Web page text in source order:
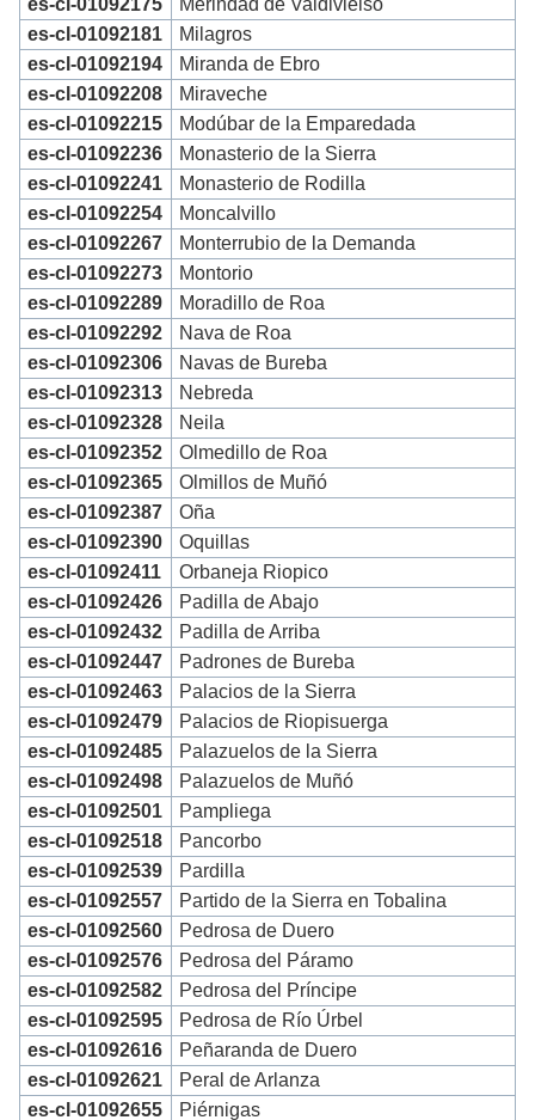
es-cl-01092175
Merindad de Valdivielso
es-cl-01092181
Milagros
es-cl-01092194
Miranda de Ebro
es-cl-01092208
Miraveche
es-cl-01092215
Modúbar de la Emparedada
es-cl-01092236
Monasterio de la Sierra
es-cl-01092241
Monasterio de Rodilla
es-cl-01092254
Moncalvillo
es-cl-01092267
Monterrubio de la Demanda
es-cl-01092273
Montorio
es-cl-01092289
Moradillo de Roa
es-cl-01092292
Nava de Roa
es-cl-01092306
Navas de Bureba
es-cl-01092313
Nebreda
es-cl-01092328
Neila
es-cl-01092352
Olmedillo de Roa
es-cl-01092365
Olmillos de Muñó
es-cl-01092387
Oña
es-cl-01092390
Oquillas
es-cl-01092411
Orbaneja Riopico
es-cl-01092426
Padilla de Abajo
es-cl-01092432
Padilla de Arriba
es-cl-01092447
Padrones de Bureba
es-cl-01092463
Palacios de la Sierra
es-cl-01092479
Palacios de Riopisuerga
es-cl-01092485
Palazuelos de la Sierra
es-cl-01092498
Palazuelos de Muñó
es-cl-01092501
Pampliega
es-cl-01092518
Pancorbo
es-cl-01092539
Pardilla
es-cl-01092557
Partido de la Sierra en Tobalina
es-cl-01092560
Pedrosa de Duero
es-cl-01092576
Pedrosa del Páramo
es-cl-01092582
Pedrosa del Príncipe
es-cl-01092595
Pedrosa de Río Úrbel
es-cl-01092616
Peñaranda de Duero
es-cl-01092621
Peral de Arlanza
es-cl-01092655
Piérnigas